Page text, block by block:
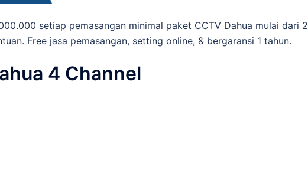
setiap pemasangan minimal paket CCTV Dahua mulai dari 2
Free jasa pemasangan, setting online, & bergaransi 1 tahun.
4 Channel